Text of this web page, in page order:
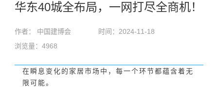
华东40城全布局，一网打尽全商机！
作者： 中国建博会
时间：2024-11-18
浏览量：4968
在瞬息变化的家居市场中，每一个环节都蕴含着无
限可能。